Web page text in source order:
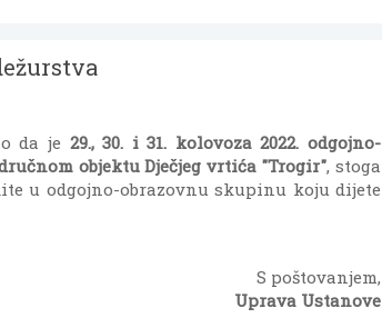
da je 29., 30. i 31. kolovoza 2022. odgojno-
objektu Dječjeg vrtića "Trogir", stoga
u odgojno-obrazovnu skupinu koju dijete
S poštovanjem,
Uprava Ustanove